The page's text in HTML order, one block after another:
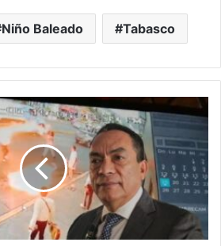
Niño Baleado Tabasco